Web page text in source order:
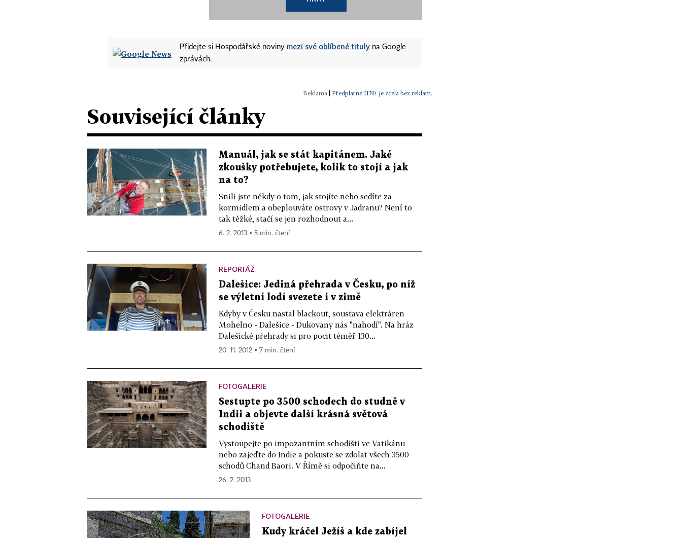
Přidejte si Hospodářské noviny mezi své oblíbené tituly na Google
zprávách.
| Předplatné HN+ je zcela bez reklam.
Související články
Manuál, jak se stát kapitánem. Jaké
zkoušky potřebujete, kolik to stojí a jak
na to?
Snili jste někdy o tom, jak stojíte nebo sedíte za
kormidlem a obeplouváte ostrovy v Jadranu? Není to
tak těžké, stačí se jen rozhodnout a...
6. 2. 2013 ▪ 5 min. čtení
REPORTÁŽ
Dalešice: Jediná přehrada v Česku, po níž
se výletní lodí svezete i v zimě
Kdyby v Česku nastal blackout, soustava elektráren
Mohelno - Dalešice - Dukovany nás "nahodí". Na hráz
Dalešické přehrady si pro pocit téměř 130...
20. 11. 2012 ▪ 7 min. čtení
FOTOGALERIE
Sestupte po 3500 schodech do studně v
Indii a objevte další krásná světová
schodiště
Vystoupejte po impozantním schodišti ve Vatikánu
nebo zajeďte do Indie a pokuste se zdolat všech 3500
schodů Chand Baori. V Římě si odpočiňte na...
26. 2. 2013
FOTOGALERIE
Kudy kráčel Ježíš a kde zabíjel